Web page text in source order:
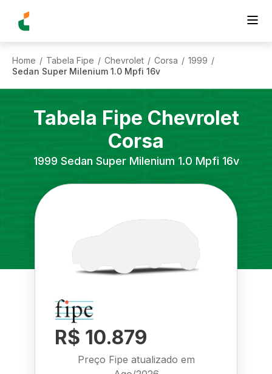
Home / Tabela Fipe / Chevrolet / Corsa / 1999 /
Sedan Super Milenium 1.0 Mpfi 16v
Tabela Fipe Chevrolet
Corsa
1999 Sedan Super Milenium 1.0 Mpfi 16v
R$ 10.879
Preço Fipe atualizado em